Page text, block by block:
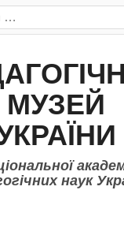
МУЗЕЙ
наук